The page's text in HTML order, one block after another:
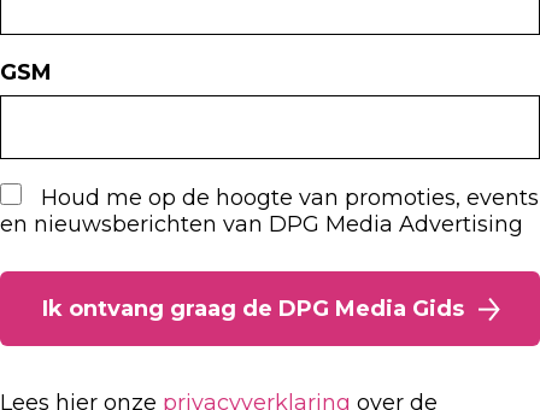
GSM
Houd me op de hoogte van promoties, events
en nieuwsberichten van DPG Media Advertising
Lees hier onze privacyverklaring over de